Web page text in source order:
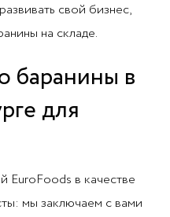
свой бизнес,
на складе.
баранины в
для
EuroFoods в качестве
мы заключаем с вами